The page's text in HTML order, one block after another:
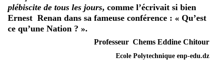
plébiscite de tous les jours, comme l’écrivait si bien
Ernest Renan dans sa fameuse conférence : « Qu’est
ce qu’une Nation ? ».
Professeur Chems Eddine Chitour
Ecole Polytechnique enp-edu.dz